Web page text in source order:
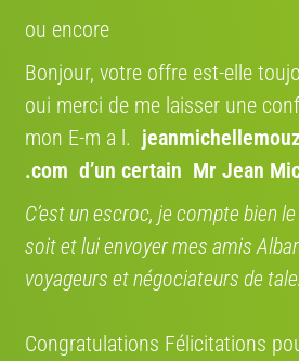
Région:
Annonces qui pourraient vous intéresser
€ 1'800
ou encore
Bonjour, votre offre est-elle
oui merci de me laisser une
mon E-m a l.
.com d’un certain Mr Jean
C’est un escroc, je compte bien
soit et lui envoyer mes amis
voyageurs et négociateurs de
Congratulations Félicitations